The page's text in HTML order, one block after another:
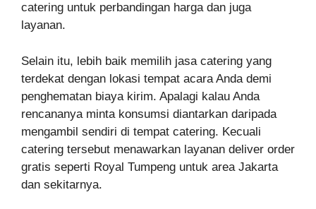
catering untuk perbandingan harga dan juga
layanan.
Selain itu, lebih baik memilih jasa catering yang
terdekat dengan lokasi tempat acara Anda demi
penghematan biaya kirim. Apalagi kalau Anda
rencananya minta konsumsi diantarkan daripada
mengambil sendiri di tempat catering. Kecuali
catering tersebut menawarkan layanan deliver order
gratis seperti Royal Tumpeng untuk area Jakarta
dan sekitarnya.